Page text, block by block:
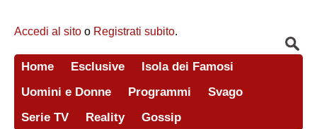
Accedi al sito o Registrati subito.
Home Esclusive
Isola dei Famosi
Uomini e Donne
Programmi
Svago
Serie TV
Reality Gossip